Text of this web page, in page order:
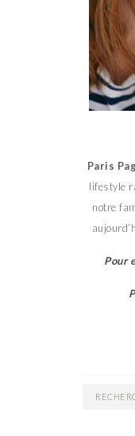
Paris
lifestyle
notre
Pour